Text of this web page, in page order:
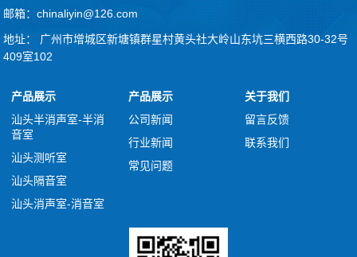
邮箱：chinaliyin@126.com
地址： 广州市增城区新塘镇群星村黄头社大岭山东坑三横西路30-32号
409室102
产品展示
汕头半消声室-半消
音室
汕头测听室
汕头隔音室
汕头消声室-消音室
产品展示
公司新闻
行业新闻
常见问题
关于我们
留言反馈
联系我们